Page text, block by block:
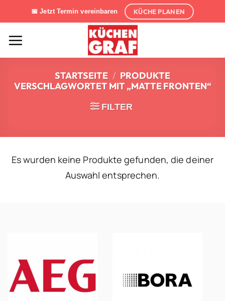
Inhalt
springen
📅 Jetzt Termin vereinbaren KÜCHE PLANEN
STARTSEITE / PRODUKTE
VERSCHLAGWORTET MIT „MATTE FRONTEN“
FILTER
Es wurden keine Produkte gefunden, die deiner
Auswahl entsprechen.